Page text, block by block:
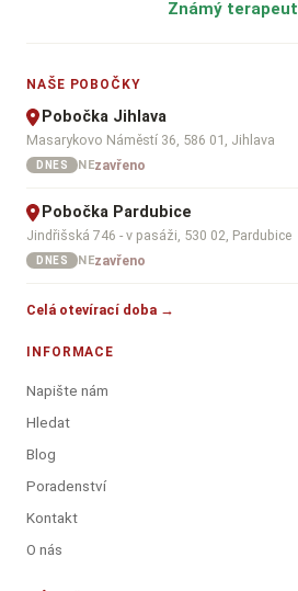
Známý terapeut
NAŠE POBOČKY
Pobočka Jihlava
Masarykovo Náměstí 36, 586 01, Jihlava
DNES NEzavřeno
Pobočka Pardubice
Jindřišská 746 - v pasáži, 530 02, Pardubice
DNES NEzavřeno
Celá otevírací doba →
INFORMACE
Napište nám
Hledat
Blog
Poradenství
Kontakt
O nás